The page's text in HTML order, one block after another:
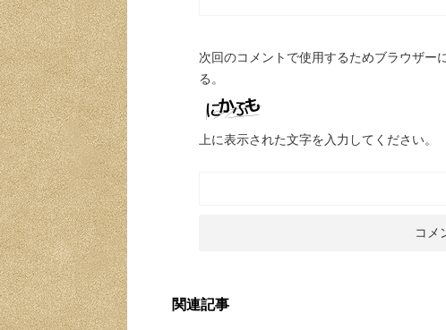
次回のコメントで使用するためブラウザー
る。
上に表示された文字を入力してください。
関連記事